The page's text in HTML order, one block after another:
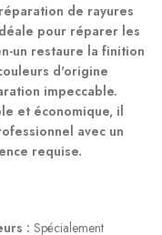
de rayures
pour réparer les
un restaure la finition
d'origine
impeccable.
et économique, il
avec un
requise.
: Spécialement